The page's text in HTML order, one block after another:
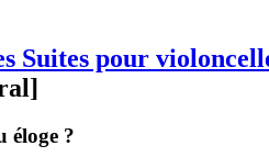
Suites pour
éloge ?